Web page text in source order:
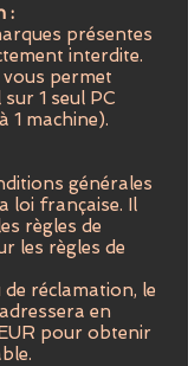
:
présentes
interdite.
permet
1 seul PC
1 machine).
générales
loi française. Il
règles de
les règles de
de réclamation, le
en
pour obtenir